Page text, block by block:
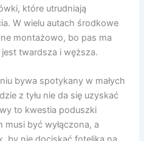
które utrudniają
W wielu autach środkowe
montażowo, bo pas ma
twardsza i węższa.
bywa spotykany w małych
z tyłu nie da się uzyskać
to kwestia poduszki
musi być wyłączona, a